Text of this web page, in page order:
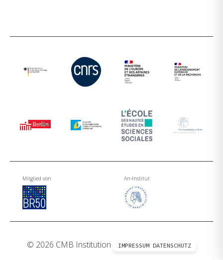
Mitglied von An-Institut
© 2026 CMB Institution IMPRESSUM DATENSCHUTZ